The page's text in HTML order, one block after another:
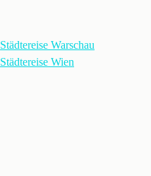
Städtereise Warschau
Städtereise Wien